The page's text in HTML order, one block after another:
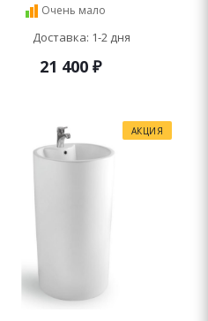
Очень мало
Доставка: 1-2 дня
21 400₽
АКЦИЯ